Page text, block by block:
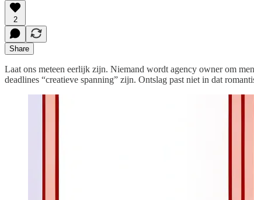
2
Share
Laat ons meteen eerlijk zijn. Niemand wordt agency owner om
deadlines “creatieve spanning” zijn. Ontslag past niet in dat